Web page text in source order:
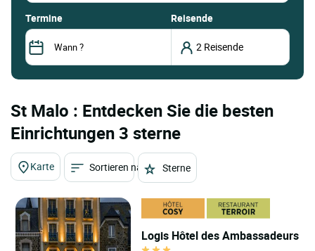
termine Reisende
St Malo : Entdecken Sie die besten
Einrichtungen 3 sterne
Karte Sortieren nach Sterne
Logis Hôtel des Ambassadeurs